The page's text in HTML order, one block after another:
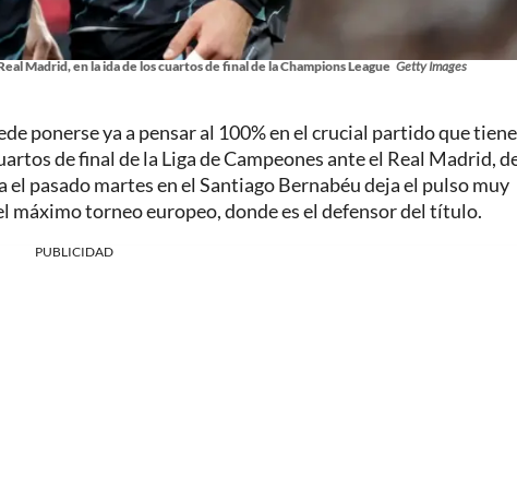
Madrid, en la ida de los cuartos de final de la Champions League Getty Images
ponerse ya a pensar al 100% en el crucial partido que
de final de la Liga de Campeones ante el Real Madrid,
pasado martes en el Santiago Bernabéu deja el pulso muy
máximo torneo europeo, donde es el defensor del título.
PUBLICIDAD